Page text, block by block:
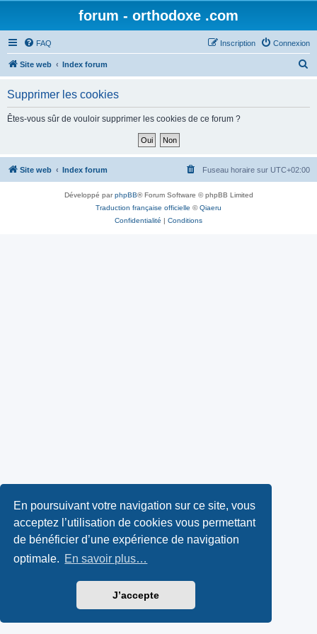
En poursuivant votre navigation sur ce site, vous
acceptez l’utilisation de cookies vous permettant
de bénéficier d’une expérience de navigation
optimale. En savoir plus…
J’accepte
forum - orthodoxe .com
FAQ Connexion
Inscription
Site web Index forum
h
Supprimer les cookies
Êtes-vous sûr de vouloir supprimer les cookies de ce forum ?
Site web Index forum Fuseau horaire sur UTC+02:00
Développé parphpBB® Forum Software © phpBB Limited
Traduction française officielle ©Qiaeru
Confidentialité | Conditions